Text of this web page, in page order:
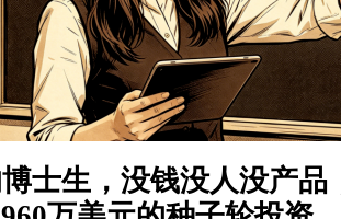
士生，没钱没人没产品